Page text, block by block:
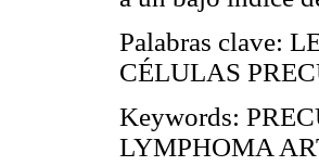
Palabras clave:
CÉLULAS
Keywords:
LYMPHOMA